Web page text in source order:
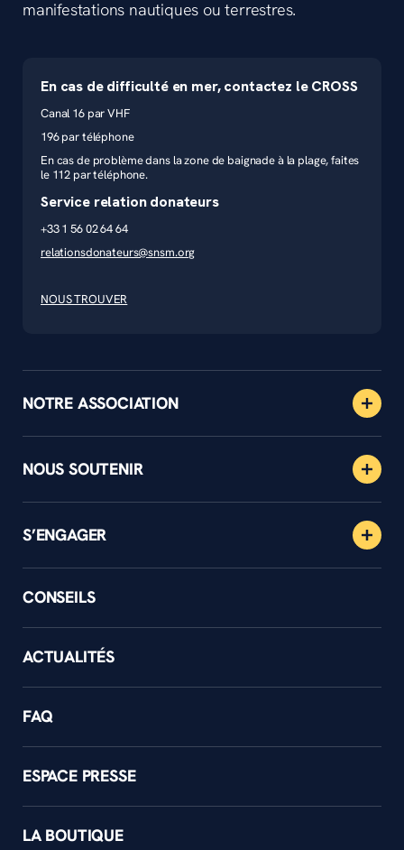
manifestations nautiques ou terrestres.
En cas de difficulté en mer, contactez le CROSS
Canal 16 par VHF
196 par téléphone
En cas de problème dans la zone de baignade à la plage, faites
le 112 par téléphone.
Service relation donateurs
+33 1 56 02 64 64
relationsdonateurs@snsm.org
NOUS TROUVER
NOTRE ASSOCIATION
NOUS SOUTENIR
S’ENGAGER
CONSEILS
ACTUALITÉS
FAQ
ESPACE PRESSE
LA BOUTIQUE